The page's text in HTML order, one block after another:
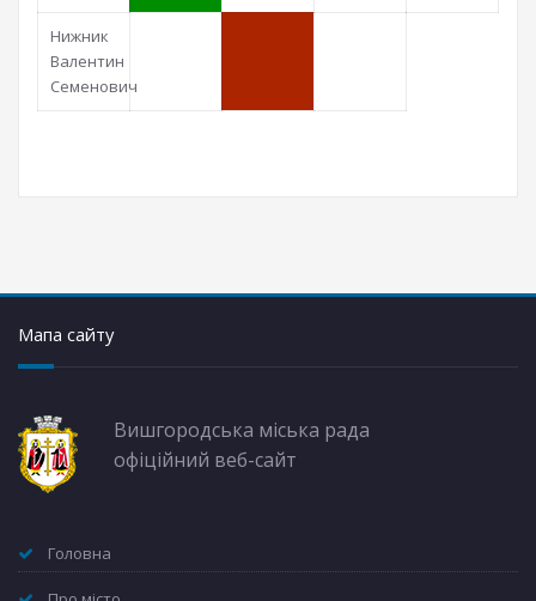
Нижник
Валентин
Семенович
Мапа сайту
Вишгородська міська рада
офіційний веб-сайт
Головна